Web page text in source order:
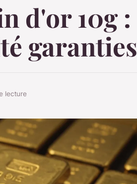
d'or 10g :
garanties
lecture